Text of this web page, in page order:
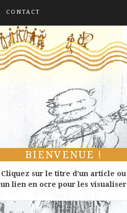
CONTACT
BIENVENUE !
Cliquez sur le titre d’un article ou
un lien en ocre pour les visualiser